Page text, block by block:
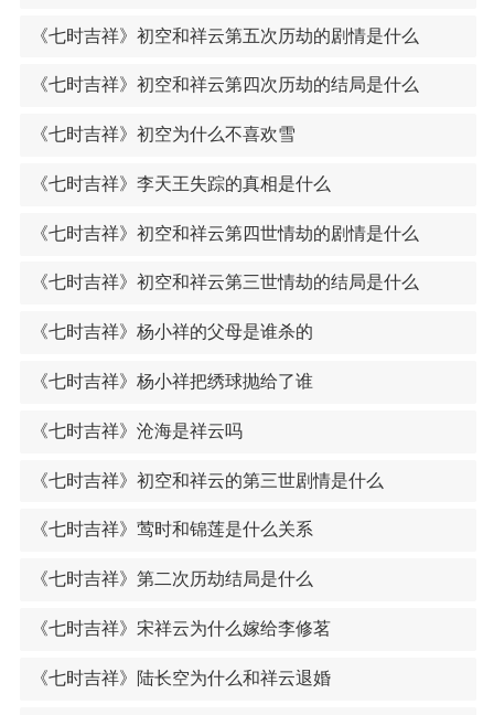
《七时吉祥》初空和祥云第五次历劫的剧情是什么
《七时吉祥》初空和祥云第四次历劫的结局是什么
《七时吉祥》初空为什么不喜欢雪
《七时吉祥》李天王失踪的真相是什么
《七时吉祥》初空和祥云第四世情劫的剧情是什么
《七时吉祥》初空和祥云第三世情劫的结局是什么
《七时吉祥》杨小祥的父母是谁杀的
《七时吉祥》杨小祥把绣球抛给了谁
《七时吉祥》沧海是祥云吗
《七时吉祥》初空和祥云的第三世剧情是什么
《七时吉祥》莺时和锦莲是什么关系
《七时吉祥》第二次历劫结局是什么
《七时吉祥》宋祥云为什么嫁给李修茗
《七时吉祥》陆长空为什么和祥云退婚